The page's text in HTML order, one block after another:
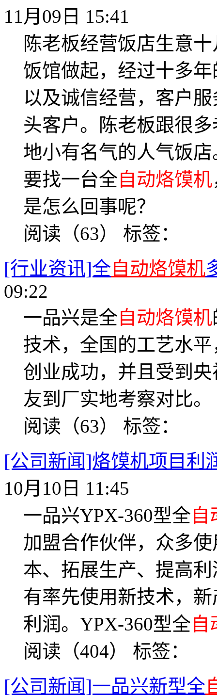
11月09日 15:41
陈老板经营饭店生意
饭馆做起，经过十多
以及诚信经营，客户
头客户。陈老板跟很
地小有名气的人气饭
要找一台全自动烙馍机
是怎么回事呢？
阅读（63） 标签：
[行业资讯]全自动烙馍机
09:22
一品兴是全自动烙馍机
技术，全国的工艺水
创业成功，并且受到
友到厂实地考察对比。
阅读（63） 标签：
[公司新闻]烙馍机项目利
10月10日 11:45
一品兴YPX-360型全自
加盟合作伙伴，众多
本、拓展生产、提高
有率先使用新技术，
利润。YPX-360型全自
阅读（404） 标签：
[公司新闻]一品兴新型全